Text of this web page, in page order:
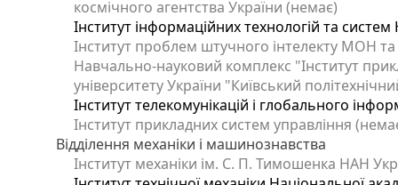
космічного агентства України (немає)
Інститут інформаційних технологій та
Інститут проблем штучного інтелекту МОН
Навчально-науковий комплекс "Інститут
університету України "Київський
Інститут телекомунікацій і глобального
Інститут прикладних систем управління
Відділення механіки і машинознавства
Інститут механіки ім. С. П. Тимошенка НАН